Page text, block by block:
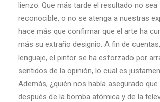
lienzo. Que más tarde el resultado no
reconocible, o no se atenga a nuestras
hace más que confirmar que el arte ha
más su extraño designio. A fin de
lenguaje, el pintor se ha esforzado por
sentidos de la opinión, lo cual es
Además, ¿quién nos había asegurado que
después de la bomba atómica y de la